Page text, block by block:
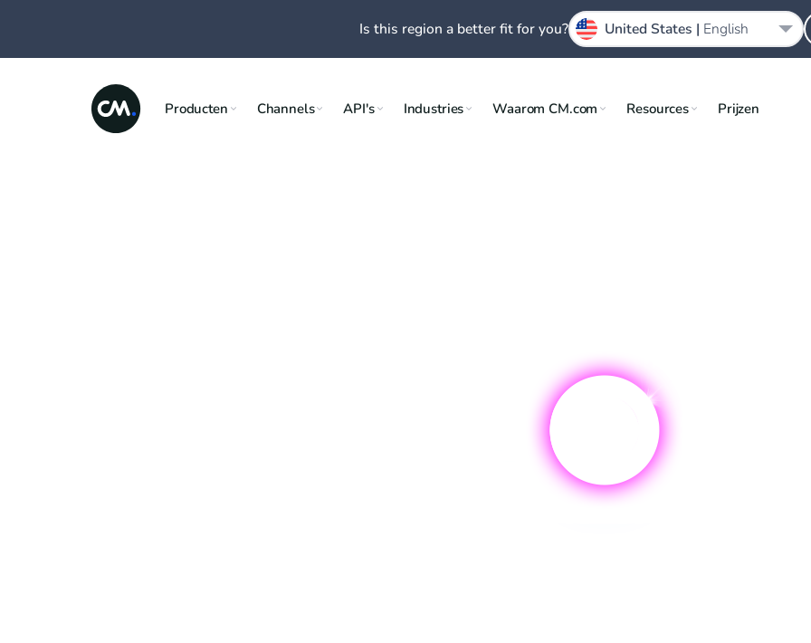
Producten Channels API's Industries Waarom CM.com Resources Prijzen
Is this region a better fit for you? United States | English